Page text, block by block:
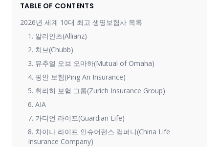
TABLE OF CONTENTS
2026년 세계 10대 최고 생명보험사 목록
1. 알리안츠(Allianz)
2. 처브(Chubb)
3. 뮤추얼 오브 오마하(Mutual of Omaha)
4. 핑안 보험(Ping An Insurance)
5. 취리히 보험 그룹(Zurich Insurance Group)
6. AIA
7. 가디언 라이프(Guardian Life)
8. 차이나 라이프 인슈어런스 컴퍼니(China Life
Insurance Company)